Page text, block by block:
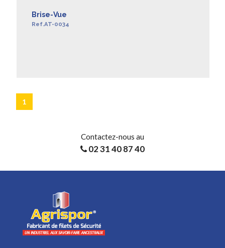
Brise-Vue
Ref.AT-0034
1
Contactez-nous au
02 31 40 87 40